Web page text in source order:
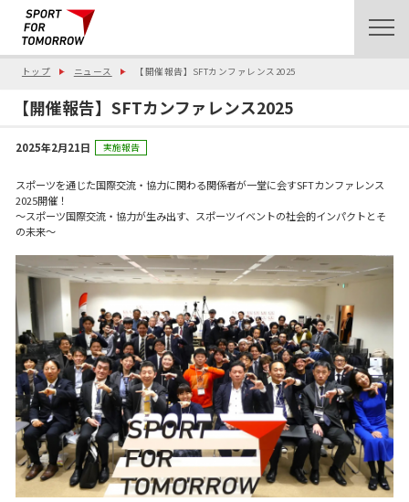
トップ ニュース 【開催報告】SFTカンファレンス2025
【開催報告】SFTカンファレンス2025
2025年2月21日 実施報告
スポーツを通じた国際交流・協力に関わる関係者が一堂に会すSFTカンファレンス
2025開催！
～スポーツ国際交流・協力が生み出す、スポーツイベントの社会的インパクトとそ
の未来～